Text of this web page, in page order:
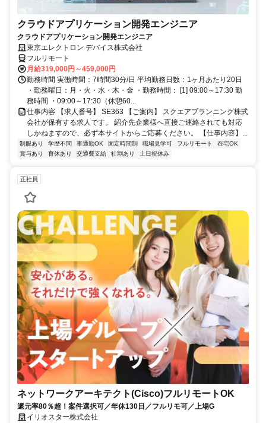
クラウドアプリケーション開発エンジニア
クラウドアプリケーション開発エンジニア
東京エレクトロン デバイス株式会社
フルリモート
月給319,000円～459,000円
勤務時間 実働時間：7時間30分/日 平均勤務日数：1ヶ月あたり20日
・勤務曜日：月・火・水・木・金 ・勤務時間： [1] 09:00～17:30 勤
務時間 ・09:00～17:30（休憩60...
仕事内容 【求人番号】 SE363 【ご案内】 スクエアプランニング株式
会社が保有する求人です。 紹介先企業様へ直接ご連絡されても対応
しかねますので、必ず本サイトからご応募ください。 【仕事内容】...
制服あり 学歴不問 車通勤OK 固定時間制 職場見学可 フルリモート
在宅OK
賞与あり
育休あり 交通費支給 社割あり 土日祝休み
正社員
ネットワークアーキテクト(Cisco)フルリモートOK
還元率80％超！案件選択可／年休130日／フルリモ可／上場G
イリオスター株式会社